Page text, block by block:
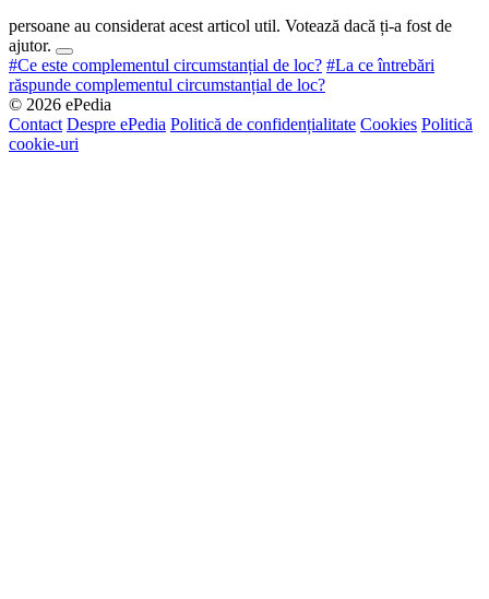
persoane au considerat acest articol util. Votează dacă ți-a fost de
ajutor.
#Ce este complementul circumstanțial de loc? #La ce întrebări
răspunde complementul circumstanțial de loc?
© 2026 ePedia
Contact Despre ePedia Politică de confidențialitate Cookies Politică
cookie-uri